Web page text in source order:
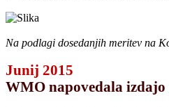
Na podlagi dosedanjih meritev na
Junij 2015
WMO napovedala